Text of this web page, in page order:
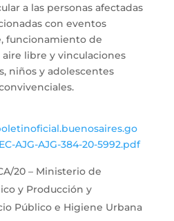
a las personas afectadas
con eventos
funcionamiento de
aire libre y vinculaciones
niños y adolescentes
AJG-AJG-384-20-5992.pdf
20 – Ministerio de
y Producción y
Público e Higiene Urbana